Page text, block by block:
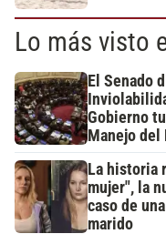
Lo más visto
El Senado
Gobierno
Manejo del
La historia
mujer", la
caso de
marido